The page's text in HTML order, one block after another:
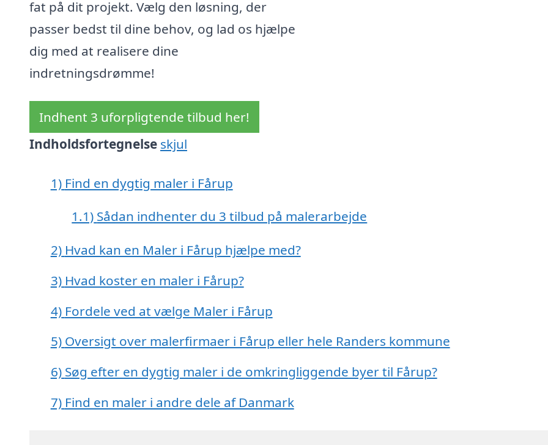
fat på dit projekt. Vælg den løsning, der
passer bedst til dine behov, og lad os hjælpe
dig med at realisere dine
indretningsdrømme!
Indhent 3 uforpligtende tilbud her!
Indholdsfortegnelse skjul
1) Find en dygtig maler i Fårup
1.1) Sådan indhenter du 3 tilbud på malerarbejde
2) Hvad kan en Maler i Fårup hjælpe med?
3) Hvad koster en maler i Fårup?
4) Fordele ved at vælge Maler i Fårup
5) Oversigt over malerfirmaer i Fårup eller hele Randers kommune
6) Søg efter en dygtig maler i de omkringliggende byer til Fårup?
7) Find en maler i andre dele af Danmark